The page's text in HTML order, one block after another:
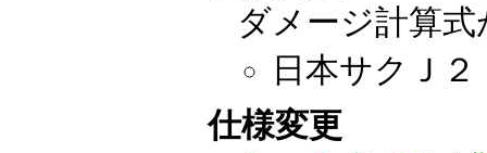
ダメージ計算式
日本サクＪ
仕様変更